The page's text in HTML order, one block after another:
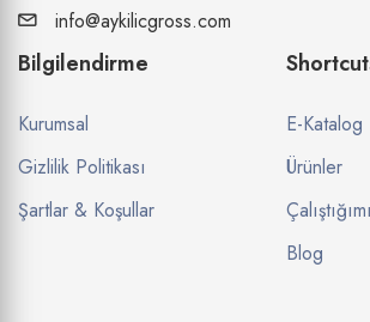
info@aykilicgross.com
Bilgilendirme
Kurumsal
Gizlilik Politikası
Şartlar & Koşullar
E-Katalog
Ürünler
Blog